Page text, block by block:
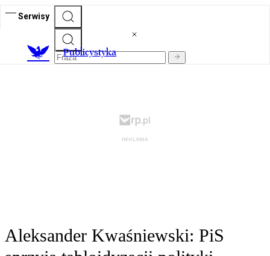
Serwisy
Publicystyka
Aleksander Kwaśniewski: PiS